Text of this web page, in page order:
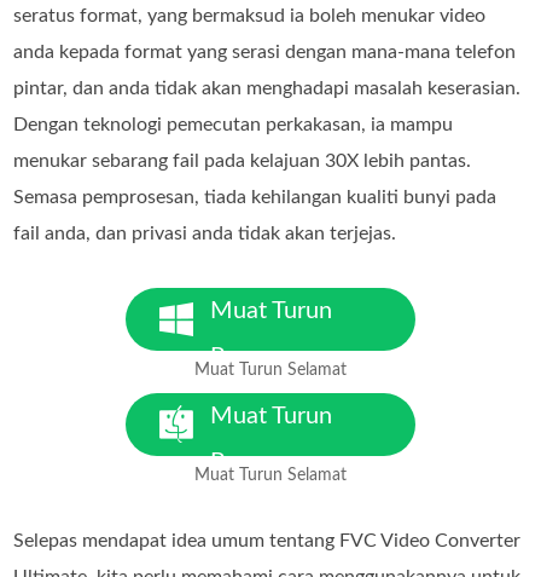
seratus format, yang bermaksud ia boleh menukar video
anda kepada format yang serasi dengan mana-mana telefon
pintar, dan anda tidak akan menghadapi masalah keserasian.
Dengan teknologi pemecutan perkakasan, ia mampu
menukar sebarang fail pada kelajuan 30X lebih pantas.
Semasa pemprosesan, tiada kehilangan kualiti bunyi pada
fail anda, dan privasi anda tidak akan terjejas.
Muat Turun
Percuma
Muat Turun Selamat
Muat Turun
Percuma
Muat Turun Selamat
Selepas mendapat idea umum tentang FVC Video Converter